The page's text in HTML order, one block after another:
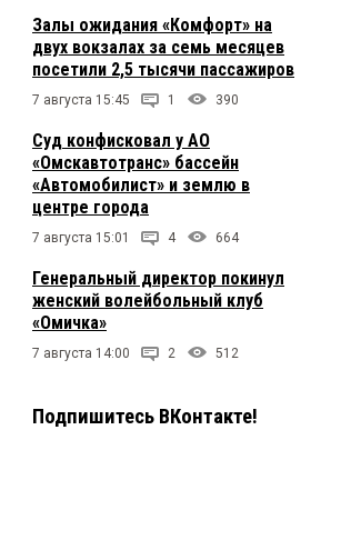
Залы ожидания «Комфорт» на
двух вокзалах за семь месяцев
посетили 2,5 тысячи пассажиров
7 августа 15:45 1 390
Суд конфисковал у АО
«Омскавтотранс» бассейн
«Автомобилист» и землю в
центре города
7 августа 15:01 4 664
Генеральный директор покинул
женский волейбольный клуб
«Омичка»
7 августа 14:00 2 512
Подпишитесь ВКонтакте!